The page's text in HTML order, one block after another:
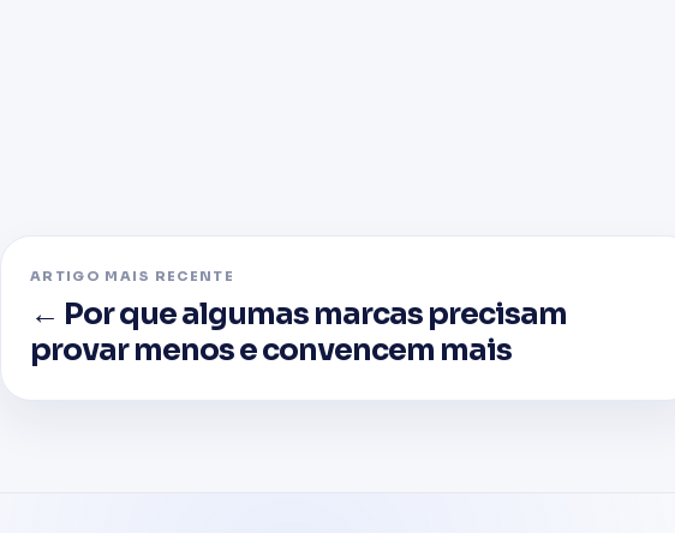
ARTIGO MAIS RECENTE
← Por que algumas marcas precisam
provar menos e convencem mais